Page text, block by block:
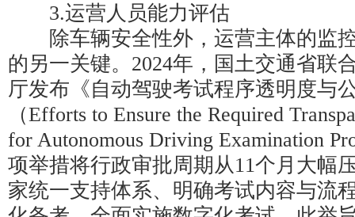
3.运营人员能力评估
除车辆安全性外，运营主体的监
的另一关键。2024年，国土交通省联
厅发布《自动驾驶考试程序透明度与
（Efforts to Ensure the Required
for Autonomous Driving Examination
项举措将行政审批周期从11个月大幅
家统一支持体系、明确考试内容与流